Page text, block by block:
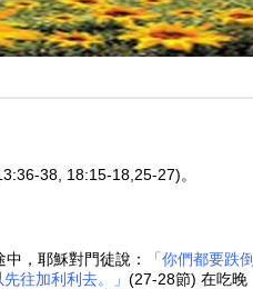
38, 18:15-18,25-27)。
，耶穌對門徒說：
「你們都要跌倒
往加利利去。」(27-28節) 在吃晚